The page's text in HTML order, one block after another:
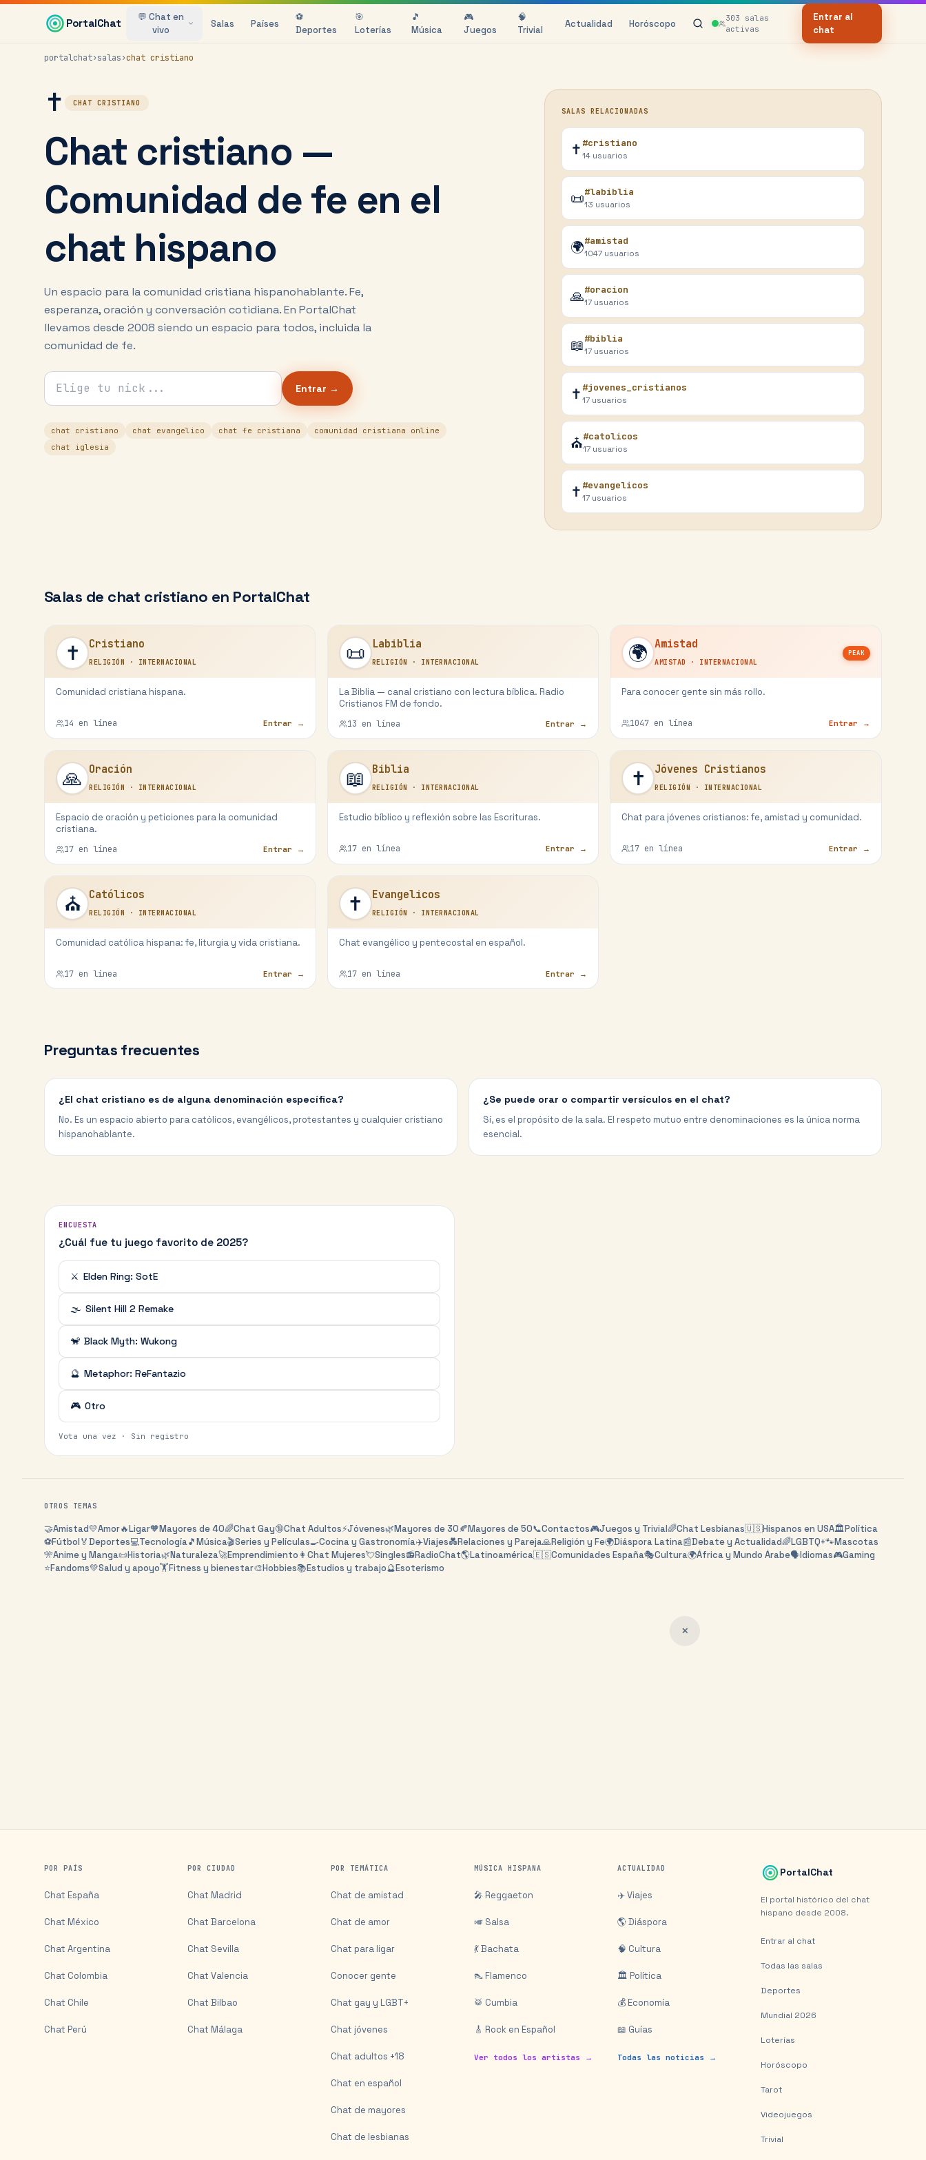
Saltar al contenido principal
PortalChat
💬 Chat en
vivo
Salas Países
⚽
Deportes
🎯
Loterías
🎵
Música
🎮
Juegos
🧠
Trivial
Actualidad Horóscopo 303 salas
activas
Entrar al
chat
portalchat›salas›chat cristiano
✝️ CHAT CRISTIANO
Chat cristiano —
Comunidad de fe en el
chat hispano
Un espacio para la comunidad cristiana hispanohablante. Fe,
esperanza, oración y conversación cotidiana. En PortalChat
llevamos desde 2008 siendo un espacio para todos, incluida la
comunidad de fe.
Tu nick para el chat
Entrar →
chat cristiano chat evangelico chat fe cristiana
comunidad cristiana online
chat iglesia
SALAS RELACIONADAS
✝️ #cristiano
14 usuarios
📜#labiblia
13 usuarios
🌍#amistad
1047 usuarios
🙏#oracion
17 usuarios
📖#biblia
17 usuarios
✝️ #jovenes_cristianos
17 usuarios
⛪#catolicos
17 usuarios
✝️ #evangelicos
17 usuarios
Salas de chat cristiano en PortalChat
✝️ Cristiano
RELIGIÓN · INTERNACIONAL
Comunidad cristiana hispana.
14 en línea Entrar →
📜 Labiblia
RELIGIÓN · INTERNACIONAL
La Biblia — canal cristiano con lectura bíblica. Radio
Cristianos FM de fondo.
13 en línea Entrar →
🌍 Amistad
AMISTAD · INTERNACIONAL
PEAK
Para conocer gente sin más rollo.
1047 en línea Entrar →
🙏 Oración
RELIGIÓN · INTERNACIONAL
Espacio de oración y peticiones para la comunidad
cristiana.
17 en línea Entrar →
📖 Biblia
RELIGIÓN · INTERNACIONAL
Estudio bíblico y reflexión sobre las Escrituras.
17en línea Entrar →
✝️ Jóvenes Cristianos
RELIGIÓN · INTERNACIONAL
Chat para jóvenes cristianos: fe, amistad y comunidad.
17 en línea Entrar →
⛪ Católicos
RELIGIÓN · INTERNACIONAL
Comunidad católica hispana: fe, liturgia y vida cristiana.
17 en línea Entrar →
✝️ Evangelicos
RELIGIÓN · INTERNACIONAL
Chat evangélico y pentecostal en español.
17en línea Entrar →
Preguntas frecuentes
¿El chat cristiano es de alguna denominación específica?
No. Es un espacio abierto para católicos, evangélicos, protestantes y cualquier cristiano
hispanohablante.
¿Se puede orar o compartir versículos en el chat?
Sí, es el propósito de la sala. El respeto mutuo entre denominaciones es la única norma
esencial.
ENCUESTA
¿Cuál fue tu juego favorito de 2025?
⚔️ Elden Ring: SotE
🌫️ Silent Hill 2 Remake
🐒 Black Myth: Wukong
🔮 Metaphor: ReFantazio
🎮 Otro
Vota una vez · Sin registro
OTROS TEMAS
🤝Amistad💛Amor🔥Ligar🧡Mayores de 40🌈Chat Gay🔞Chat Adultos⚡Jóvenes🌿Mayores de 30🍂Mayores de 50📞Contactos🎮Juegos y Trivial🌈Chat Lesbianas🇺🇸Hispanos en USA🏛️Política
⚽Fútbol🏅Deportes💻Tecnología🎵Música🎬Series y Películas🍳Cocina y Gastronomía✈️Viajes💑Relaciones y Pareja🙏Religión y Fe🌍Diáspora Latina📰Debate y Actualidad🌈LGBTQ+🐾Mascotas
🎌Anime y Manga📜Historia🌿Naturaleza🚀Emprendimiento 👩 Chat Mujeres💘Singles📻RadioChat🌎Latinoamérica🇪🇸Comunidades España🎭Cultura🌍África y Mundo Árabe🗣️Idiomas🎮Gaming
⭐Fandoms💚Salud y apoyo🏋️Fitness y bienestar🎨Hobbies📚Estudios y trabajo🔮Esoterismo
✕
POR PAÍS
Chat España
Chat México
Chat Argentina
Chat Colombia
Chat Chile
Chat Perú
POR CIUDAD
Chat Madrid
Chat Barcelona
Chat Sevilla
Chat Valencia
Chat Bilbao
Chat Málaga
POR TEMÁTICA
Chat de amistad
Chat de amor
Chat para ligar
Conocer gente
Chat gay y LGBT+
Chat jóvenes
Chat adultos +18
Chat en español
Chat de mayores
Chat de lesbianas
MÚSICA HISPANA
🎤 Reggaeton
🎺 Salsa
💃 Bachata
👠 Flamenco
🥁 Cumbia
🎸 Rock en Español
Ver todos los artistas →
ACTUALIDAD
✈️ Viajes
🌎 Diáspora
🧠 Cultura
🏛️ Política
💰 Economía
📖 Guías
Todas las noticias →
PortalChat
El portal histórico del chat
hispano desde 2008.
Entrar al chat
Todas las salas
Deportes
Mundial 2026
Loterías
Horóscopo
Tarot
Videojuegos
Trivial